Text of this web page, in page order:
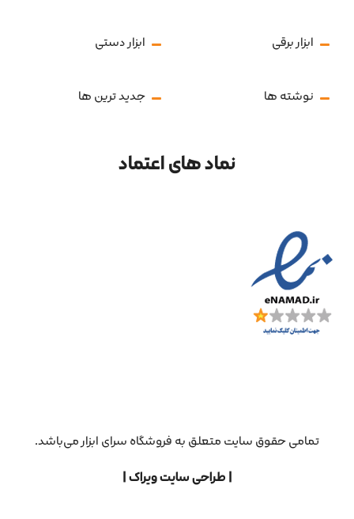
ابزار برقی ابزار دستی
نوشته ها جدید ترین ها
نماد های اعتماد
تمامی حقوق سایت متعلق به فروشگاه سرای ابزار می‌باشد.
| طراحی سایت ویراک |